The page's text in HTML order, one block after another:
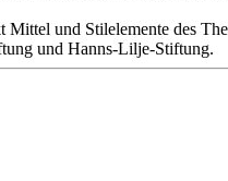
Mittel und Stilelemente des
und Hanns-Lilje-Stiftung.